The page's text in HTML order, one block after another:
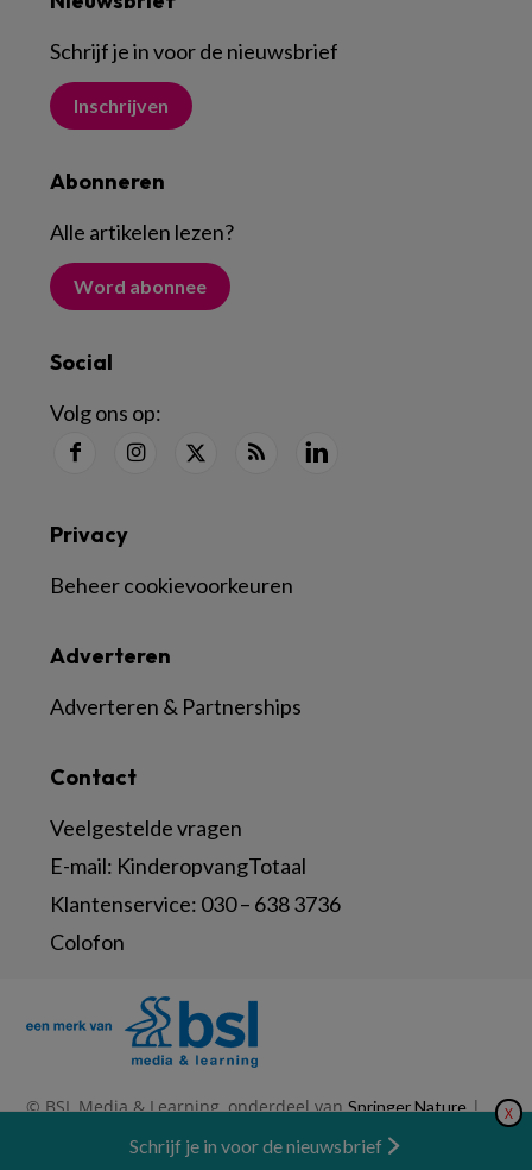
Schrijf je in voor de nieuwsbrief
Inschrijven
Abonneren
Alle artikelen lezen?
Word abonnee
Social
Volg ons op:
Contact
Veelgestelde vragen
E-mail: KinderopvangTotaal
Klantenservice: 030 – 638 3736
Colofon
Adverteren
Adverteren & Partnerships
Privacy
Beheer cookievoorkeuren
© BSL Media & Learning, onderdeel vanSpringer Nature| X
Schrijf je in voor de nieuwsbrief
Nieuwsbrief Abonneren